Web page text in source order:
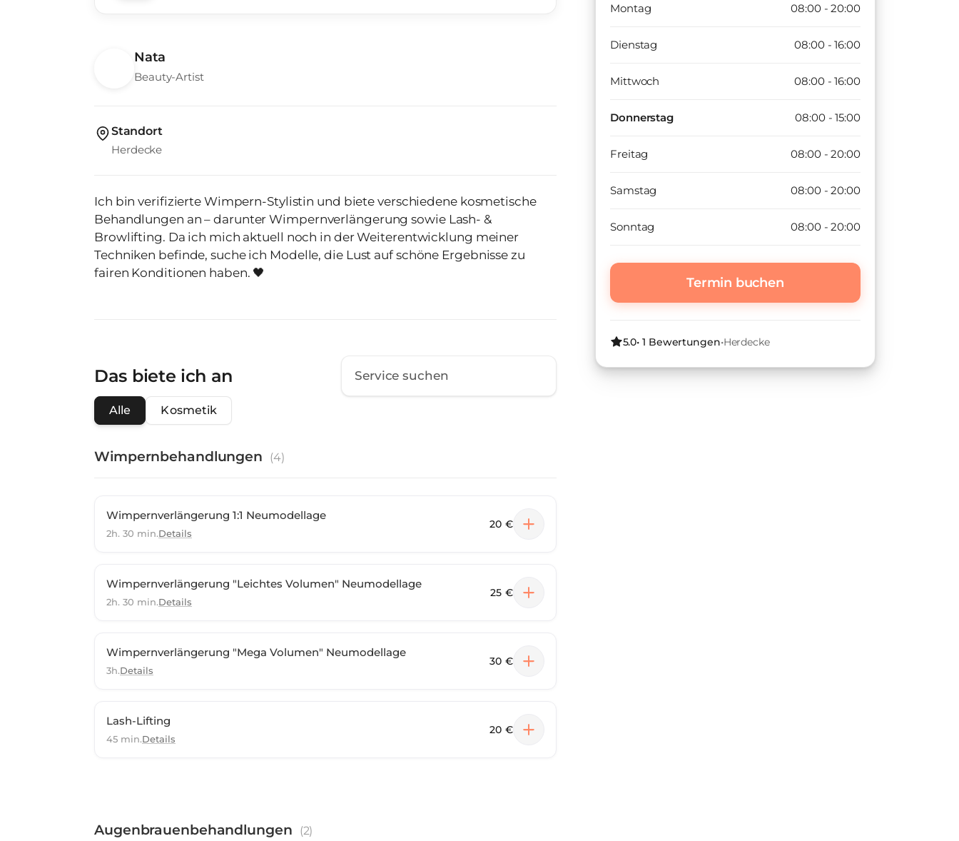
Nata
Beauty-Artist
Standort
Herdecke
Ich bin verifizierte Wimpern-Stylistin und biete verschiedene kosmetische
Behandlungen an – darunter Wimpernverlängerung sowie Lash- &
Browlifting. Da ich mich aktuell noch in der Weiterentwicklung meiner
Techniken befinde, suche ich Modelle, die Lust auf schöne Ergebnisse zu
fairen Konditionen haben. 🖤
Das biete ich an
Alle Kosmetik
Wimpernbehandlungen (4)
Wimpernverlängerung 1:1 Neumodellage
2h. 30 min.Details
20 €
Wimpernverlängerung "Leichtes Volumen" Neumodellage
2h. 30 min.Details
25 €
Wimpernverlängerung "Mega Volumen" Neumodellage
3h.Details
30 €
Lash-Lifting
45 min.Details
20 €
Augenbrauenbehandlungen (2)
Montag 08:00 - 20:00
Dienstag 08:00 - 16:00
Mittwoch 08:00 - 16:00
Donnerstag 08:00 - 15:00
Freitag 08:00 - 20:00
Samstag 08:00 - 20:00
Sonntag 08:00 - 20:00
Termin buchen
5.0•1 Bewertungen•Herdecke